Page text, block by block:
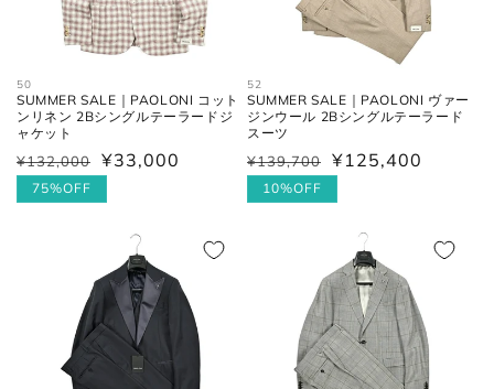
50
SUMMER SALE｜PAOLONI コット
ンリネン 2Bシングルテーラードジ
ャケット
通
常
¥132,000
セ
ー
¥33,000
75%OFF
52
SUMMER SALE｜PAOLONI ヴァー
ジンウール 2Bシングルテーラード
スーツ
通
常
¥139,700
セ
ー
¥125,400
10%OFF